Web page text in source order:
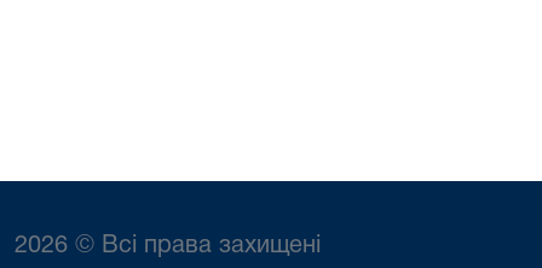
2026 © Всі права захищені